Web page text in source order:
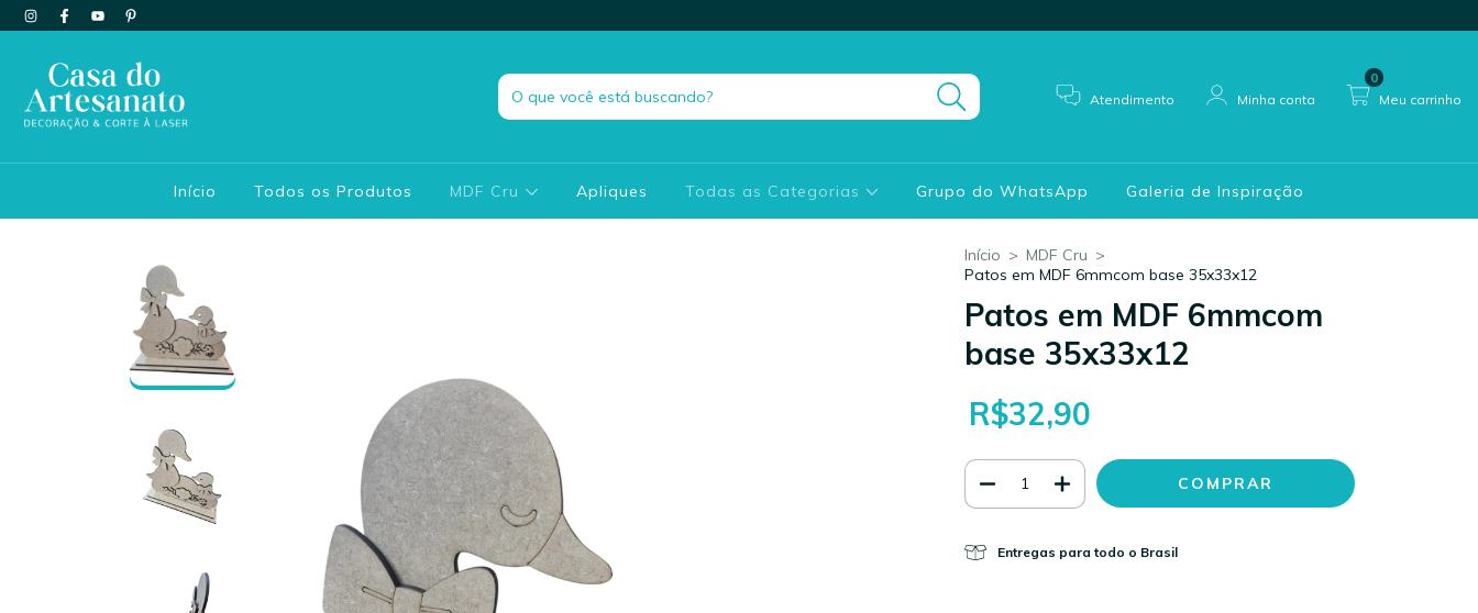
Atendimento Minha conta Meu carrinho
0
Início Todos os Produtos MDF Cru Apliques Todas as Categorias Grupo do WhatsApp Galeria de Inspiração
Início > MDF Cru >
Patos em MDF 6mmcom base 35x33x12
Patos em MDF 6mmcom
base 35x33x12
R$32,90
Entregas para todo o Brasil